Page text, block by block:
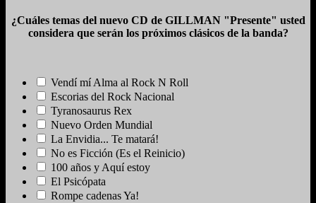
¿Cuáles temas del nuevo CD de GILLMAN "Presente" usted
considera que serán los próximos clásicos de la banda?
Vendí mí Alma al Rock N Roll
Escorias del Rock Nacional
Tyranosaurus Rex
Nuevo Orden Mundial
La Envidia... Te matará!
No es Ficción (Es el Reinicio)
100 años y Aquí estoy
El Psicópata
Rompe cadenas Ya!